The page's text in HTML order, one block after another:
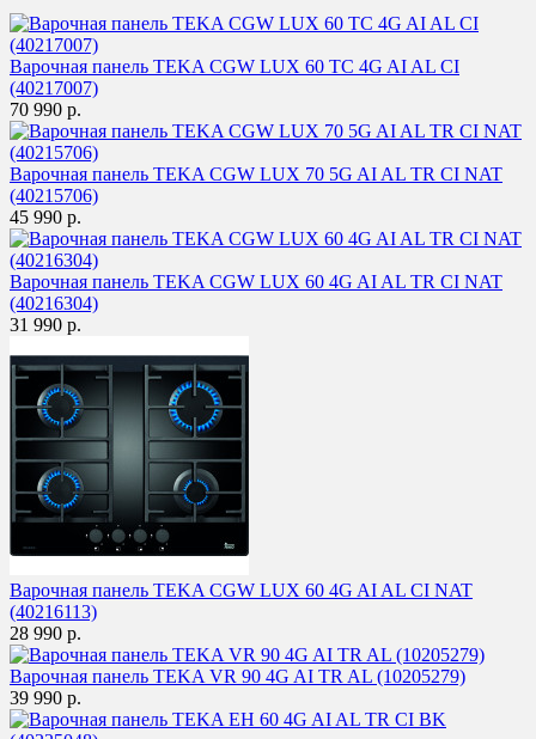
Варочная панель TEKA CGW LUX 60 TC 4G AI AL CI
(40217007)
70 990 р.
Варочная панель TEKA CGW LUX 70 5G AI AL TR CI NAT
(40215706)
45 990 р.
Варочная панель TEKA CGW LUX 60 4G AI AL TR CI NAT
(40216304)
31 990 р.
Варочная панель TEKA CGW LUX 60 4G AI AL CI NAT
(40216113)
28 990 р.
Варочная панель TEKA VR 90 4G AI TR AL (10205279)
39 990 р.